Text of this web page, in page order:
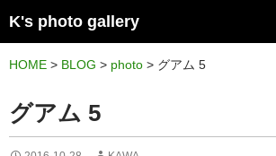
K's photo gallery
ン
ン
ツ
HOME > BLOG > photo > グアム 5
グアム 5